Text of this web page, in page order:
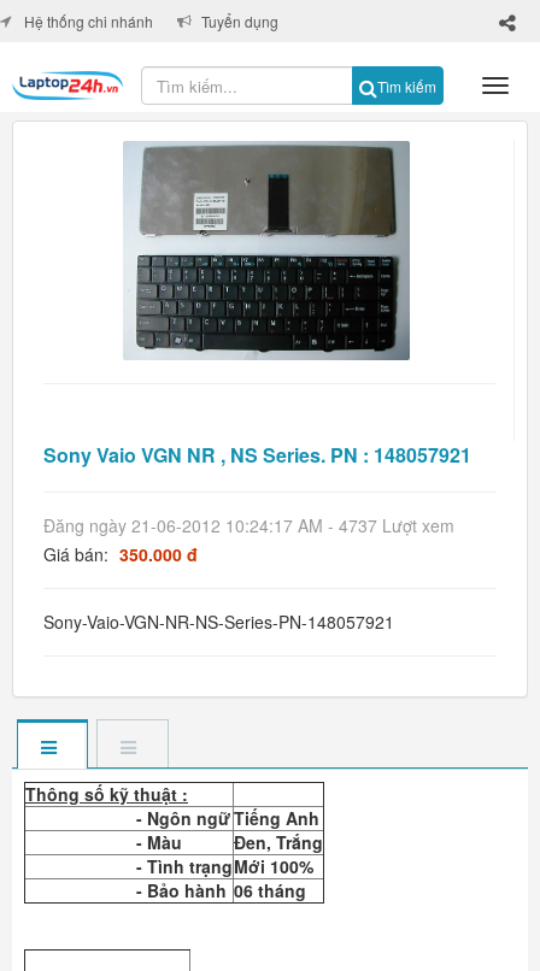
Tìm kiếm
×
Hệ thống chi nhánh Tuyển dụng
Sony Vaio VGN NR , NS Series. PN : 148057921
Đăng ngày 21-06-2012 10:24:17 AM - 4737 Lượt xem
Giá bán: 350.000 đ
Sony-Vaio-VGN-NR-NS-Series-PN-148057921
Thông số kỹ thuật :
- Ngôn ngữTiếng Anh
- Màu
Đen, Trắng
- Tình trạngMới 100%
- Bảo hành 06 tháng